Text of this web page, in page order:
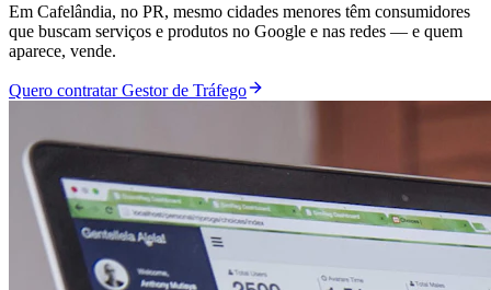
Em Cafelândia, no PR, mesmo cidades menores têm consumidores
que buscam serviços e produtos no Google e nas redes — e quem
aparece, vende.
Quero contratar Gestor de Tráfego